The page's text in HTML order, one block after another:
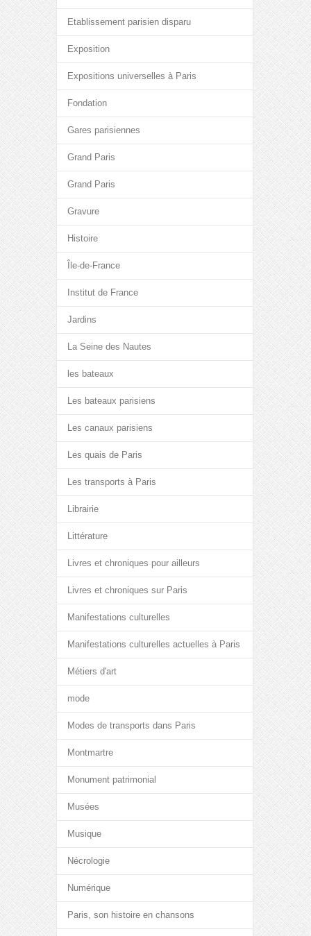
Etablissement parisien disparu
Exposition
Expositions universelles à Paris
Fondation
Gares parisiennes
Grand Paris
Grand Paris
Gravure
Histoire
Île-de-France
Institut de France
Jardins
La Seine des Nautes
les bateaux
Les bateaux parisiens
Les canaux parisiens
Les quais de Paris
Les transports à Paris
Librairie
Littérature
Livres et chroniques pour ailleurs
Livres et chroniques sur Paris
Manifestations culturelles
Manifestations culturelles actuelles à Paris
Métiers d'art
mode
Modes de transports dans Paris
Montmartre
Monument patrimonial
Musées
Musique
Nécrologie
Numérique
Paris, son histoire en chansons